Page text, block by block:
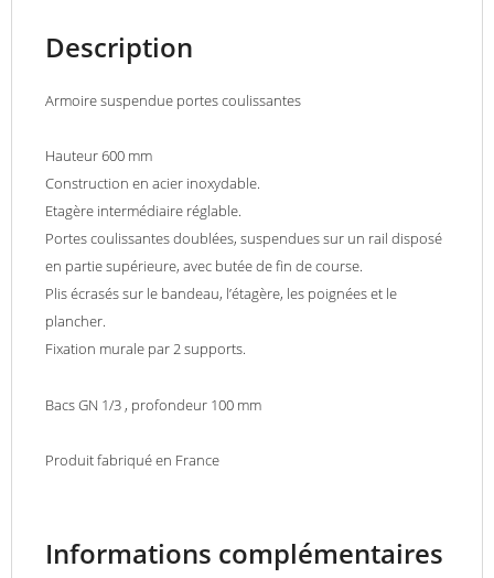
Description
Armoire suspendue portes coulissantes
Hauteur 600 mm
Construction en acier inoxydable.
Etagère intermédiaire réglable.
Portes coulissantes doublées, suspendues sur un rail disposé
en partie supérieure, avec butée de fin de course.
Plis écrasés sur le bandeau, l’étagère, les poignées et le
plancher.
Fixation murale par 2 supports.
Bacs GN 1/3 , profondeur 100 mm
Produit fabriqué en France
Informations complémentaires